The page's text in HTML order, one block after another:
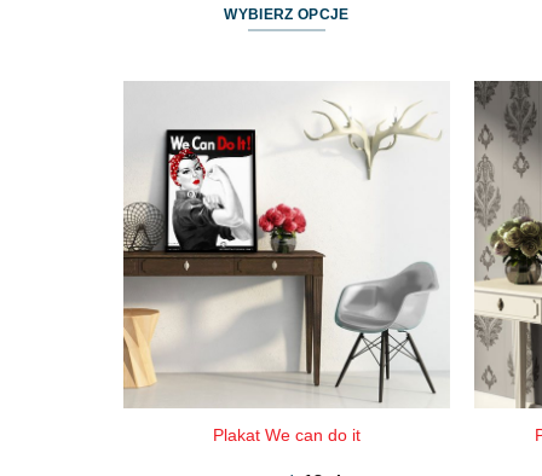
WYBIERZ OPCJE
wiele
wariantów.
można
wybrać
stronie
produktu
Plakat We can do it